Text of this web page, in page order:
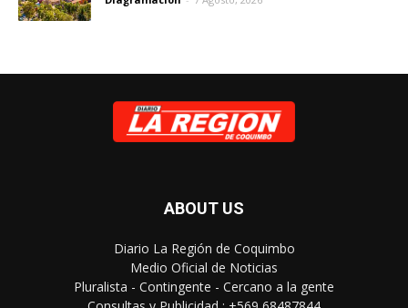
ABOUT US
Diario La Región de Coquimbo
Medio Oficial de Noticias
Pluralista - Contingente - Cercano a la gente